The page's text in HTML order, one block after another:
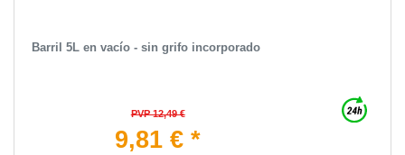
Barril 5L en vacío - sin grifo incorporado
PVP 12,49 €
9,81 € *